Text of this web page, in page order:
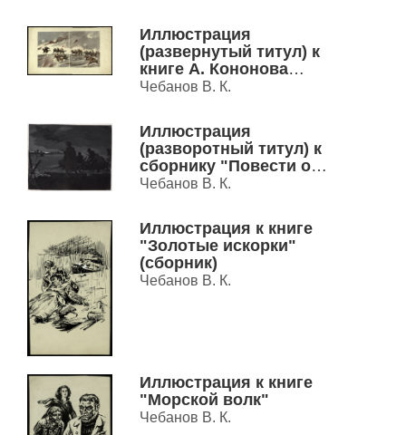
Иллюстрация
(развернутый титул) к
книге А. Кононова
"Рассказы о Чапаеве"
Чебанов В. К.
Иллюстрация
(разворотный титул) к
сборнику "Повести о
войне"
Чебанов В. К.
Иллюстрация к книге
"Золотые искорки"
(сборник)
Чебанов В. К.
Иллюстрация к книге
"Морской волк"
Чебанов В. К.